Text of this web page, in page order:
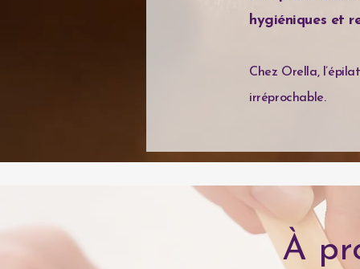
hygiéniques et
Chez Orella,
irréprochable.
À